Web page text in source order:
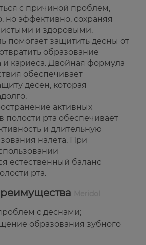
с причиной проблем,
но эффективно, сохраняя
и здоровыми.
помогает защитить десны от
образование
и кариеса. Двойная формула
обеспечивает
десен, которая
активных
полости рта обеспечивает
и длительную
налета. При
естественный баланс
рта.
с деснами;
образования зубного